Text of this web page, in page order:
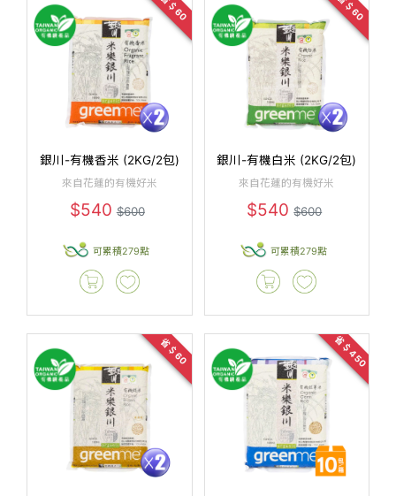
省＄60
銀川-有機香米 (2KG/2包)
來自花蓮的有機好米
$540$600
可累積279點
省＄60
銀川-有機白米 (2KG/2包)
來自花蓮的有機好米
$540$600
可累積279點
省＄60 省＄450